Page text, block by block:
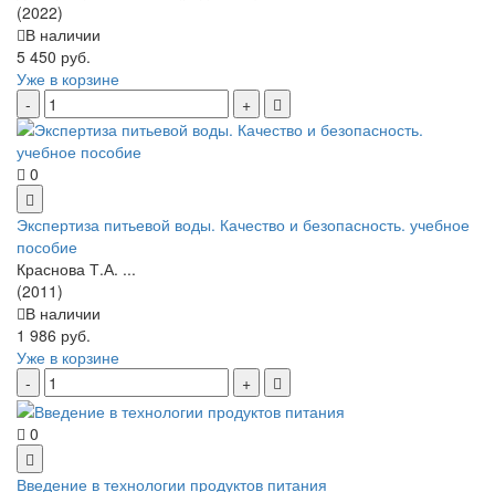
(2022)
В наличии
5 450 руб.
Уже в корзине
0
Экспертиза питьевой воды. Качество и безопасность. учебное
пособие
Краснова Т.А. ...
(2011)
В наличии
1 986 руб.
Уже в корзине
0
Введение в технологии продуктов питания